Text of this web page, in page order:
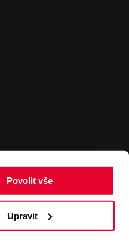
Povolit vše
Upravit
Zpět nahoru